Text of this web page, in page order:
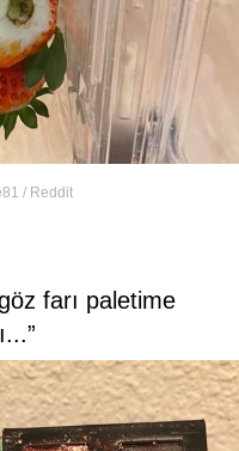
/ Reddit
farı paletime